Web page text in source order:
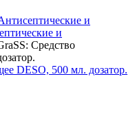
и
и
Средство